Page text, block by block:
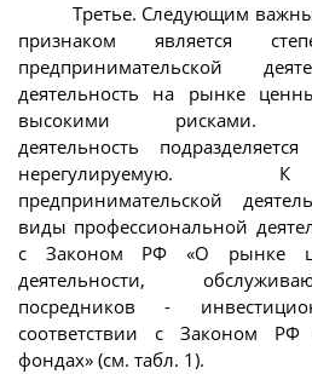
Третье. Следующим
признаком является
предпринимательской
деятельность на рынке
высокими рисками.
деятельность
нерегулируемую. К
предпринимательской
виды профессиональной
с Законом РФ «О рынке
деятельности,
посредников -
соответствии с Законом
фондах» (см. табл. 1).